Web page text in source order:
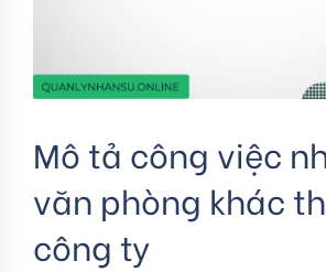
Mô tả công việc
văn phòng khác
công ty